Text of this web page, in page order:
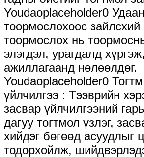
Youdaoplaceholder0 Удаан
тоормослохоос
тоормослох нь
элэгдэл, урагдалд
ажиллагаанд нөлөөлдөг.
Youdaoplaceholder0
үйлчилгээ ‌: Тээврийн
засвар үйлчилгээний
дагуу тогтмол үзлэг,
хийдэг бөгөөд асуудлыг
тодорхойлж,